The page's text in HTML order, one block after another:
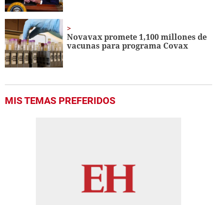
Novavax promete 1,100 millones de
vacunas para programa Covax
MIS TEMAS PREFERIDOS